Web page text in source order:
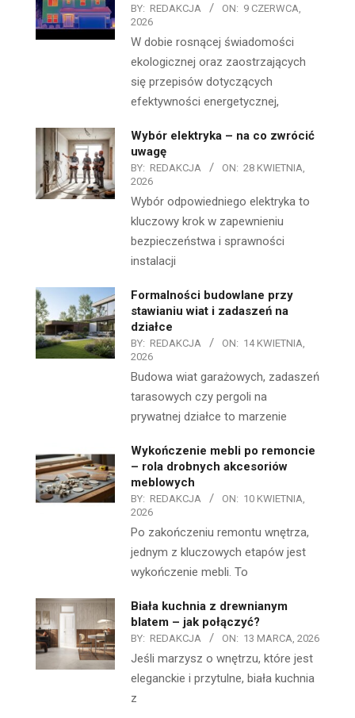
BY: REDAKCJA ON: 9 CZERWCA,
2026
W dobie rosnącej świadomości
ekologicznej oraz zaostrzających
się przepisów dotyczących
efektywności energetycznej,
Wybór elektryka – na co zwrócić
uwagę
BY: REDAKCJA ON: 28 KWIETNIA,
2026
Wybór odpowiedniego elektryka to
kluczowy krok w zapewnieniu
bezpieczeństwa i sprawności
instalacji
Formalności budowlane przy
stawianiu wiat i zadaszeń na
działce
BY: REDAKCJA ON: 14 KWIETNIA,
2026
Budowa wiat garażowych, zadaszeń
tarasowych czy pergoli na
prywatnej działce to marzenie
Wykończenie mebli po remoncie
– rola drobnych akcesoriów
meblowych
BY: REDAKCJA ON: 10 KWIETNIA,
2026
Po zakończeniu remontu wnętrza,
jednym z kluczowych etapów jest
wykończenie mebli. To
Biała kuchnia z drewnianym
blatem – jak połączyć?
BY: REDAKCJA ON: 13 MARCA, 2026
Jeśli marzysz o wnętrzu, które jest
eleganckie i przytulne, biała kuchnia
z